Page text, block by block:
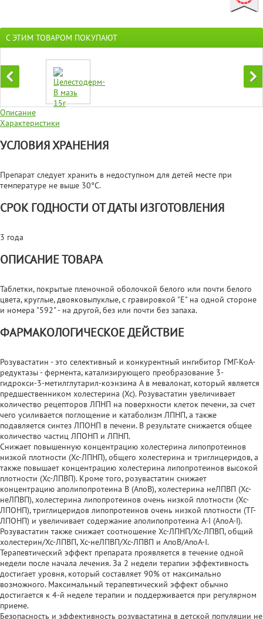
С ЭТИМ ТОВАРОМ ПОКУПАЮТ
Описание
Характеристики
УСЛОВИЯ ХРАНЕНИЯ
Препарат следует хранить в недоступном для детей месте при
температуре не выше 30°С.
СРОК ГОДНОСТИ ОТ ДАТЫ ИЗГОТОВЛЕНИЯ
3 года
ОПИСАНИЕ ТОВАРА
Таблетки, покрытые пленочной оболочкой белого или почти белого
цвета, круглые, двояковыпуклые, с гравировкой "E" на одной стороне
и номера "592" - на другой, без или почти без запаха.
ФАРМАКОЛОГИЧЕСКОЕ ДЕЙСТВИЕ
Розувастатин - это селективный и конкурентный ингибитор ГМГ-КоА-
редуктазы - фермента, катализирующего преобразование 3-
гидрокси-3-метилглутарил-коэнзима А в мевалонат, который является
предшественником холестерина (Хс). Розувастатин увеличивает
количество рецепторов ЛПНП на поверхности клеток печени, за счет
чего усиливается поглощение и катаболизм ЛПНП, а также
подавляется синтез ЛПОНП в печени. В результате снижается общее
количество частиц ЛПОНП и ЛПНП.
Снижает повышенную концентрацию холестерина липопротеинов
низкой плотности (Хс-ЛПНП), общего холестерина и триглицеридов, а
также повышает концентрацию холестерина липопротеинов высокой
плотности (Хс-ЛПВП). Кроме того, розувастатин снижает
концентрацию аполипопротеина В (АпоВ), холестерина неЛПВП (Хс-
неЛПВП), холестерина липопротеинов очень низкой плотности (Хс-
ЛПОНП), триглицеридов липопротеинов очень низкой плотности (ТГ-
ЛПОНП) и увеличивает содержание аполипопротеина A-I (АпоА-I).
Розувастатин также снижает соотношение Хс-ЛПНП/Хс-ЛПВП, общий
холестерин/Хс-ЛПВП, Хс-неЛПВП/Хс-ЛПВП и АпоВ/АпоА-I.
Терапевтический эффект препарата проявляется в течение одной
недели после начала лечения. За 2 недели терапии эффективность
достигает уровня, который составляет 90% от максимально
возможного. Максимальный терапевтический эффект обычно
достигается к 4-й неделе терапии и поддерживается при регулярном
приеме.
Безопасность и эффективность розувастатина в детской популяции не